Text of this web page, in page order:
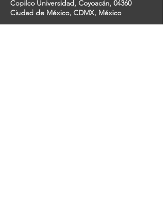
Copilco Universidad, Coyoacán, 04360
Ciudad de México, CDMX, México